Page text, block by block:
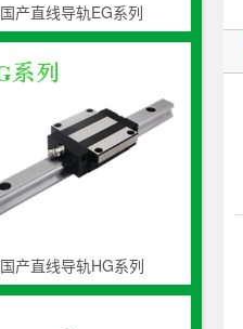
国产直线导轨EG系列
国产直线导轨HG系列